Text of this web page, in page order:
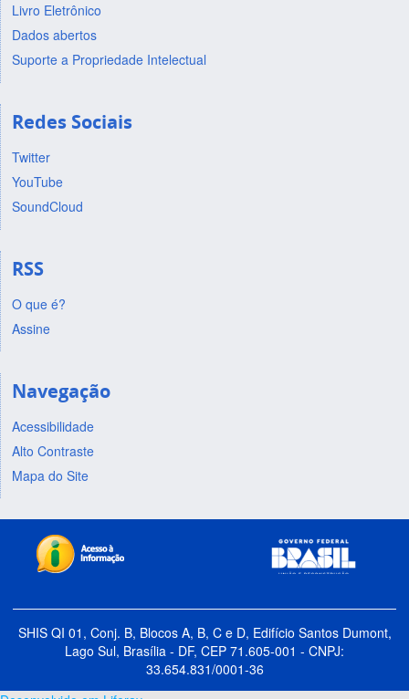
Livro Eletrônico
Dados abertos
Suporte a Propriedade Intelectual
Redes Sociais
Twitter
YouTube
SoundCloud
RSS
O que é?
Assine
Navegação
Acessibilidade
Alto Contraste
Mapa do Site
SHIS QI 01, Conj. B, Blocos A, B, C e D, Edifício Santos Dumont,
Lago Sul, Brasília - DF, CEP 71.605-001 - CNPJ:
33.654.831/0001-36